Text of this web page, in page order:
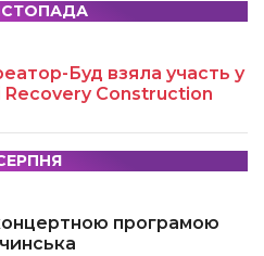
Буд взяла участь у
Construction
програмою